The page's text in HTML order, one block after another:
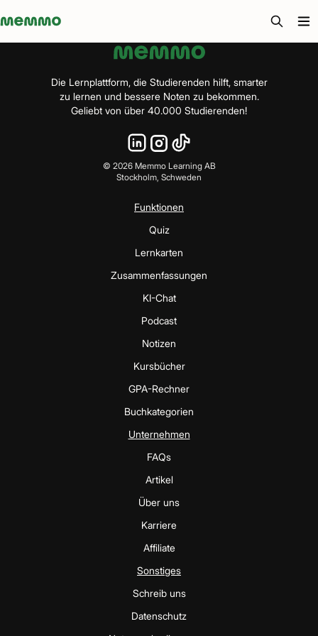
Memmo - AI-verktyg och digital kurslitteratur
Die Lernplattform, die Studierenden hilft, smarter
zu lernen und bessere Noten zu bekommen.
Geliebt von über 40.000 Studierenden!
© 2026Memmo Learning AB
Stockholm, Schweden
Funktionen
Quiz
Lernkarten
Zusammenfassungen
KI-Chat
Podcast
Notizen
Kursbücher
GPA-Rechner
Buchkategorien
Unternehmen
FAQs
Artikel
Über uns
Karriere
Affiliate
Sonstiges
Schreib uns
Datenschutz